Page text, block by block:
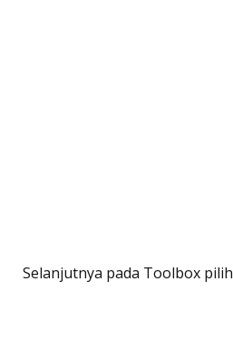
Selanjutnya pada Toolbox pilih